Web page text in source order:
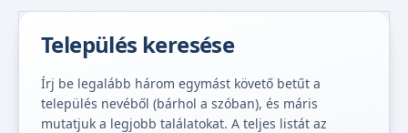
Település keresése
Írj be legalább három egymást követő betűt a
település nevéből (bárhol a szóban), és máris
mutatjuk a legjobb találatokat. A teljes listát az